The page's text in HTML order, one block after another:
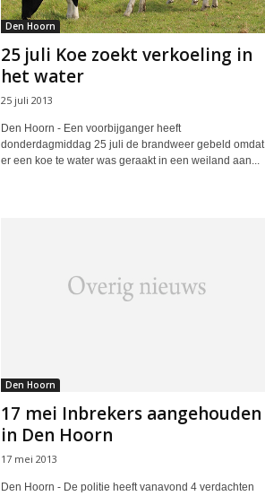
Den Hoorn
25 juli Koe zoekt verkoeling in
het water
25 juli 2013
Den Hoorn - Een voorbijganger heeft
donderdagmiddag 25 juli de brandweer gebeld omdat
er een koe te water was geraakt in een weiland aan...
Den Hoorn
17 mei Inbrekers aangehouden
in Den Hoorn
17 mei 2013
Den Hoorn - De politie heeft vanavond 4 verdachten